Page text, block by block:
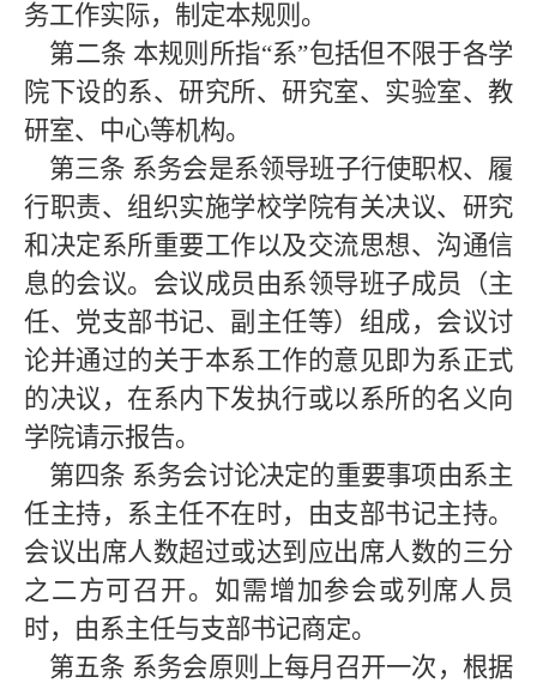
务工作实际，制定本规则。
第二条 本规则所指“系”包括但不限于各学
院下设的系、研究所、研究室、实验室、教
研室、中心等机构。
第三条 系务会是系领导班子行使职权、履
行职责、组织实施学校学院有关决议、研究
和决定系所重要工作以及交流思想、沟通信
息的会议。会议成员由系领导班子成员（主
任、党支部书记、副主任等）组成，会议讨
论并通过的关于本系工作的意见即为系正式
的决议，在系内下发执行或以系所的名义向
学院请示报告。
第四条 系务会讨论决定的重要事项由系主
任主持，系主任不在时，由支部书记主持。
会议出席人数超过或达到应出席人数的三分
之二方可召开。如需增加参会或列席人员
时，由系主任与支部书记商定。
第五条 系务会原则上每月召开一次，根据